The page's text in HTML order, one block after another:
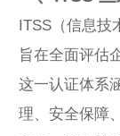
ITSS（信息技
旨在全面评估
这一认证体系
理、安全保障